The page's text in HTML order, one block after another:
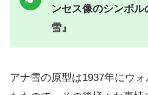
ンセス像のシンボ
雪』
アナ雪の原型は1937年にウ